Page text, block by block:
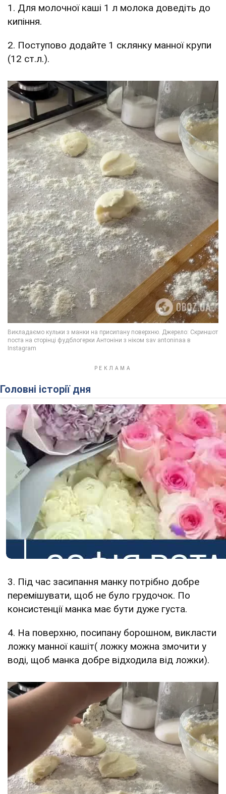
1. Для молочної каші 1 л молока доведіть до
кипіння.
2. Поступово додайте 1 склянку манної крупи
(12 ст.л.).
Головні історії дня
3. Під час засипання манку потрібно добре
перемішувати, щоб не було грудочок. По
консистенції манка має бути дуже густа.
4. На поверхню, посипану борошном, викласти
ложку манної кашіт( ложку можна змочити у
воді, щоб манка добре відходила від ложки).